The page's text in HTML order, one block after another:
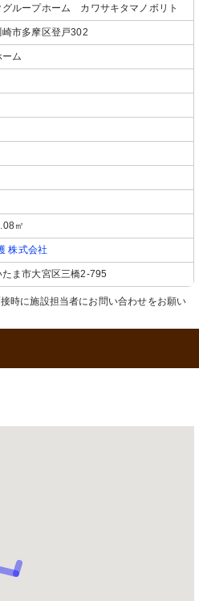
グループホーム カワサキタマノボリト
市多摩区登戸302
ム
㎡
株式会社
ま市大宮区三橋2-795
時に施設担当者にお問い合わせをお願い